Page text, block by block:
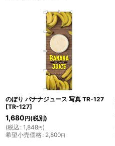
のぼり バナナジュース 写真 TR-127
[TR-127]
1,680 円 (税別)
(税込 : 1,848円)
希望小売価格: 2,800円